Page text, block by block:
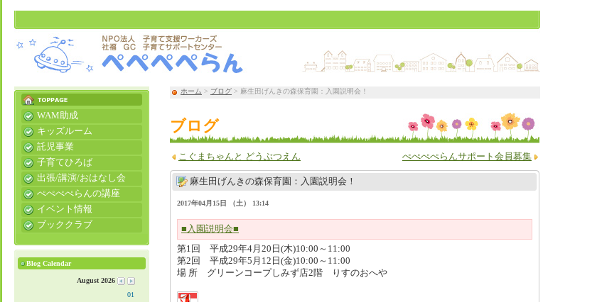
ホーム > ブログ > 麻生田げんきの森保育園：入園説明会！
ブログ
こぐまちゃんと どうぶつえん ぺぺぺぺらんサポート会員募集
麻生田げんきの森保育園：入園説明会！
2017年04月15日 （土） 13:14
■入園説明会■
第1回 平成29年4月20日(木)10:00～11:00
第2回 平成29年5月12日(金)10:00～11:00
場 所 グリーンコープしみず店2階 りすのおへや
WAM助成
キッズルーム
託児事業
子育てひろば
出張/講演/おはなし会
ぺぺぺぺらんの講座
イベント情報
ブッククラブ
Blog Calendar
August 2026
01